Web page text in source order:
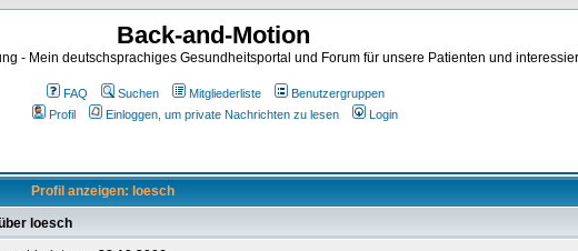
Back-and-Motion
- Mein deutschsprachiges Gesundheitsportal und Forum für unsere Patienten und
FAQ Suchen Mitgliederliste
Benutzergruppen
Profil
Einloggen, um private Nachrichten zu lesen Login
Profil anzeigen: loesch
loesch